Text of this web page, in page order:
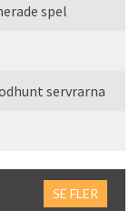
spel
servrarna
SE FLER